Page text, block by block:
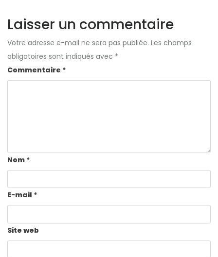
Laisser un commentaire
Votre adresse e-mail ne sera pas publiée. Les champs
obligatoires sont indiqués avec *
Commentaire *
Nom *
E-mail *
Site web